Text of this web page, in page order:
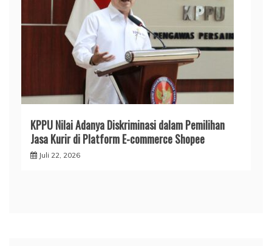
KPPU Nilai Adanya Diskriminasi dalam Pemilihan
Jasa Kurir di Platform E-commerce Shopee
Juli 22, 2026